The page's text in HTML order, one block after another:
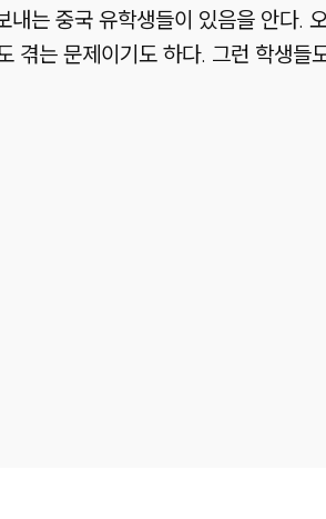
는 중국 유학생들이 있음을 안다.
는 문제이기도 하다. 그런 학생들